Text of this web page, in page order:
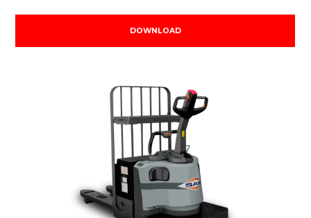
DOWNLOAD